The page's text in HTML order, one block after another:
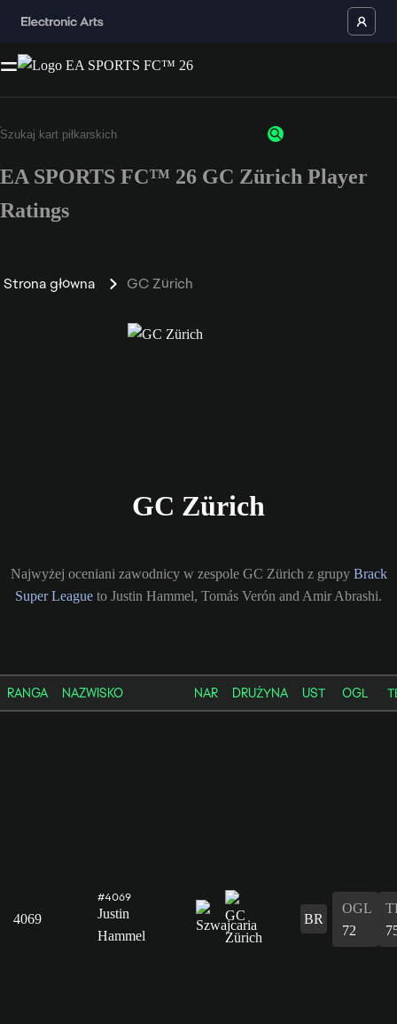
EA SPORTS FC™ 26 GC Zürich Player
Ratings
Strona główna GC Zürich
GC Zürich
Najwyżej oceniani zawodnicy w zespole GC Zürich z grupy Brack
Super League to Justin Hammel, Tomás Verón and Amir Abrashi.
RANGA NAZWISKO NAR DRUŻYNA UST OGL
4069
#4069
Justin
Hammel
BR
OGL
72